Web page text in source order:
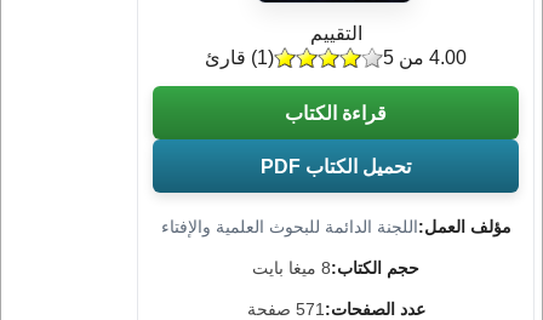
مؤلف العمل:اللجنة الدائمة للبحوث العلمية والإفتاء
حجم الكتاب:8 ميغا بايت
عدد الصفحات: 571 صفحة
التقييم
(
1) قارئ 4.00 من 5
قراءة الكتاب
تحميل الكتاب PDF